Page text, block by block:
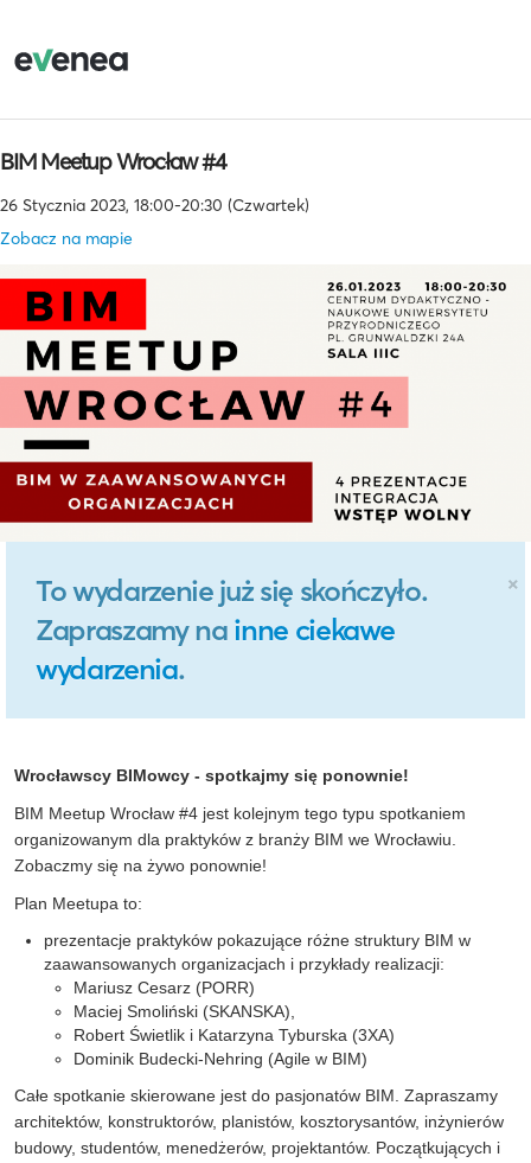
BIM Meetup Wrocław #4
26 Stycznia 2023, 18:00-20:30 (Czwartek)
Zobacz na mapie
×
To wydarzenie już się skończyło.
Zapraszamy na inne ciekawe
wydarzenia.
Wrocławscy BIMowcy - spotkajmy się ponownie!
BIM Meetup Wrocław #4 jest kolejnym tego typu spotkaniem
organizowanym dla praktyków z branży BIM we Wrocławiu.
Zobaczmy się na żywo ponownie!
Plan Meetupa to:
prezentacje praktyków pokazujące różne struktury BIM w
zaawansowanych organizacjach i przykłady realizacji:
Mariusz Cesarz (PORR)
Maciej Smoliński (SKANSKA),
Robert Świetlik i Katarzyna Tyburska (3XA)
Dominik Budecki-Nehring (Agile w BIM)
Całe spotkanie skierowane jest do pasjonatów BIM. Zapraszamy
architektów, konstruktorów, planistów, kosztorysantów, inżynierów
budowy, studentów, menedżerów, projektantów. Początkujących i